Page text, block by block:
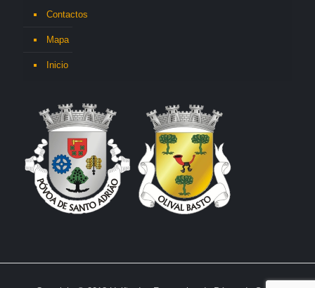
Contactos
Mapa
Inicio